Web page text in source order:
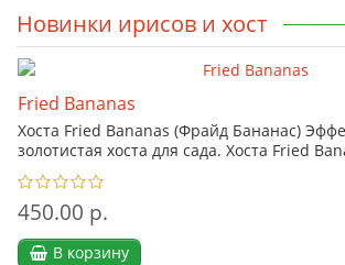
Новинки ирисов и хост
Fried Bananas
Хоста Fried Bananas (Фрайд Бананас)
золотистая хоста для сада. Хоста Fried
450.00 р.
В корзину